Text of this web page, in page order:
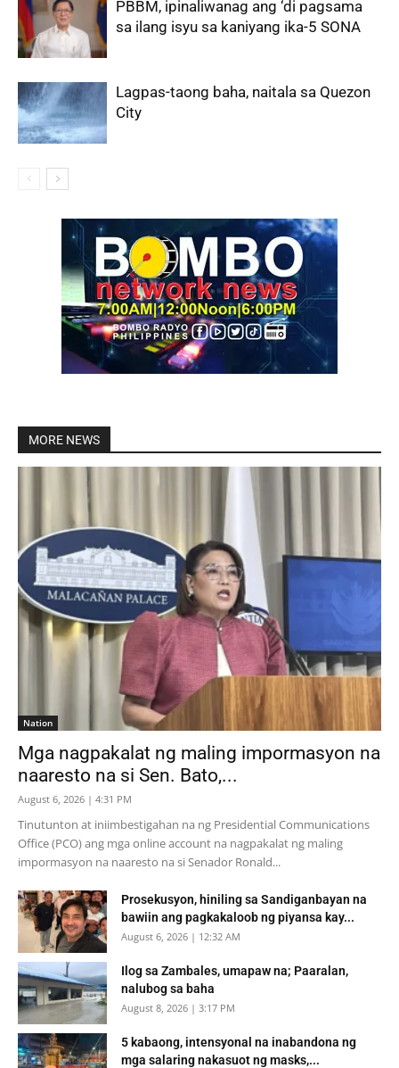
PBBM, ipinaliwanag ang ‘di pagsama
sa ilang isyu sa kaniyang ika-5 SONA
Lagpas-taong baha, naitala sa Quezon
City
MORE NEWS
Nation
Mga nagpakalat ng maling impormasyon na
naaresto na si Sen. Bato,...
August 6, 2026 | 4:31 PM
Tinutunton at iniimbestigahan na ng Presidential Communications
Office (PCO) ang mga online account na nagpakalat ng maling
impormasyon na naaresto na si Senador Ronald...
Prosekusyon, hiniling sa Sandiganbayan na
bawiin ang pagkakaloob ng piyansa kay...
August 6, 2026 | 12:32 AM
Ilog sa Zambales, umapaw na; Paaralan,
nalubog sa baha
August 8, 2026 | 3:17 PM
5 kabaong, intensyonal na inabandona ng
mga salaring nakasuot ng masks,...